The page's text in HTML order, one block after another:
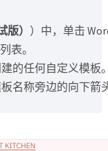
） ）中，单击
表。
的任何自定义模板
名称旁边的向下